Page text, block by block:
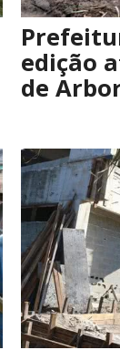
edição
de